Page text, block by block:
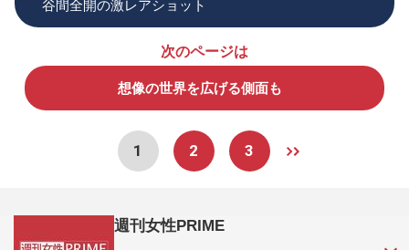
谷間全開の激レアショット
次のページは
想像の世界を広げる側面も
1 2 3
週刊女性PRIME